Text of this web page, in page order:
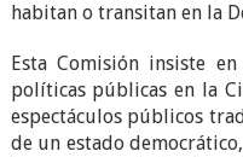
habitan o transitan en la
Esta Comisión insiste
políticas públicas en la
espectáculos públicos
de un estado